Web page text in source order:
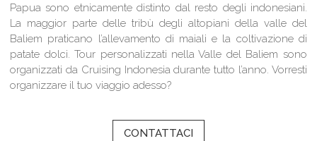
Papua sono etnicamente distinto dal resto degli indonesiani.
La maggior parte delle tribù degli altopiani della valle del
Baliem praticano l’allevamento di maiali e la coltivazione di
patate dolci. Tour personalizzati nella Valle del Baliem sono
organizzati da Cruising Indonesia durante tutto l’anno. Vorresti
organizzare il tuo viaggio adesso?
CONTATTACI